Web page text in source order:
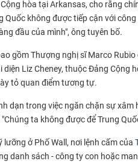
hòa tại Arkansas, cho rằng
Quốc không được tiếp cận với
đầu của mình", ông tuyên bố.
gồm Thượng nghị sĩ Marco
Liz Cheney, thuộc Đảng Cộng
tỏ quan điểm tương tự.
dạn trong việc ngăn chặn sự
ta không được để Trung
ở Phố Wall, nơi lệnh cấm của
danh sách - công ty con hoặc